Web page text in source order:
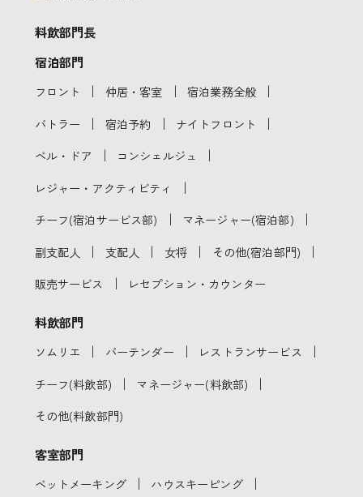
料飲部門長
宿泊部門
フロント ｜ 仲居・客室 ｜ 宿泊業務全般 ｜
バトラー ｜ 宿泊予約 ｜ ナイトフロント ｜
ベル・ドア ｜ コンシェルジュ ｜
レジャー・アクティビティ ｜
チーフ(宿泊サービス部) ｜ マネージャー(宿泊部) ｜
副支配人 ｜ 支配人 ｜ 女将 ｜ その他(宿泊部門) ｜
販売サービス ｜ レセプション・カウンター
料飲部門
ソムリエ ｜ バーテンダー ｜ レストランサービス ｜
チーフ(料飲部) ｜ マネージャー(料飲部) ｜
その他(料飲部門)
客室部門
ベットメーキング ｜ ハウスキーピング ｜